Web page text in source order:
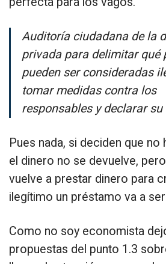
Auditoría ciudadana de la
privada para delimitar qué
pueden ser consideradas
tomar medidas contra los
responsables y declarar su
Pues nada, si deciden que no
el dinero no se devuelve,
vuelve a prestar dinero para
ilegítimo un préstamo va a
Como no soy economista
propuestas del punto 1.3